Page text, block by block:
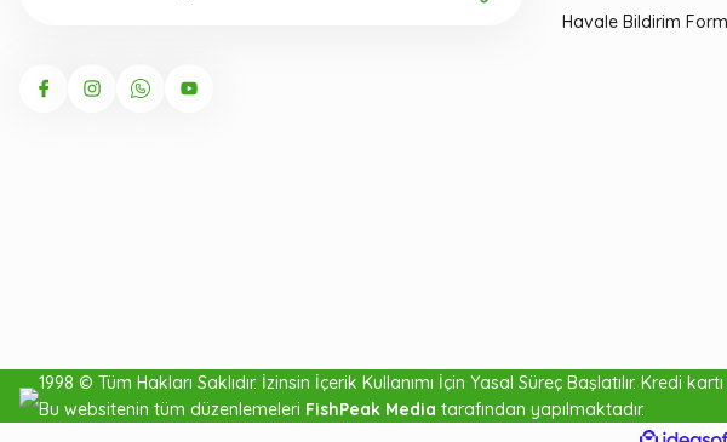
LRF
Zargana
Topu
Havale Bildirim
1998 © Tüm Hakları Saklıdır. İzinsin İçerik Kullanımı İçin Yasal Süreç Başlatılır. Kredi
Bu websitenin tüm düzenlemeleri FishPeak Media tarafından yapılmaktadır.